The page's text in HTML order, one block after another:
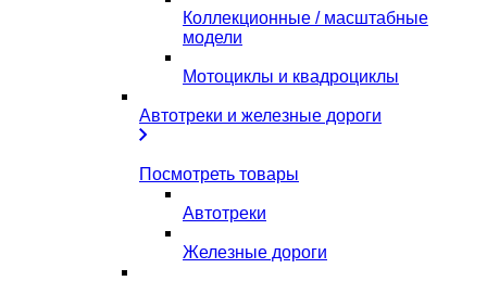
Коллекционные / масштабные
модели
Мотоциклы и квадроциклы
Автотреки и железные дороги
Посмотреть товары
Автотреки
Железные дороги